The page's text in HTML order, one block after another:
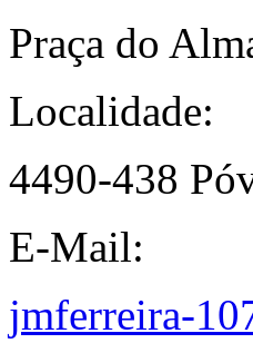
Praça do
Localidade:
4490-438
E-Mail:
jmferreira-